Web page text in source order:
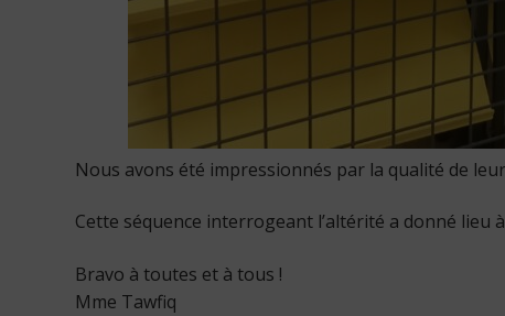
Nous avons été impressionnés par la qualité de
Cette séquence interrogeant l’altérité a donné lieu
Bravo à toutes et à tous !
Mme Tawfiq